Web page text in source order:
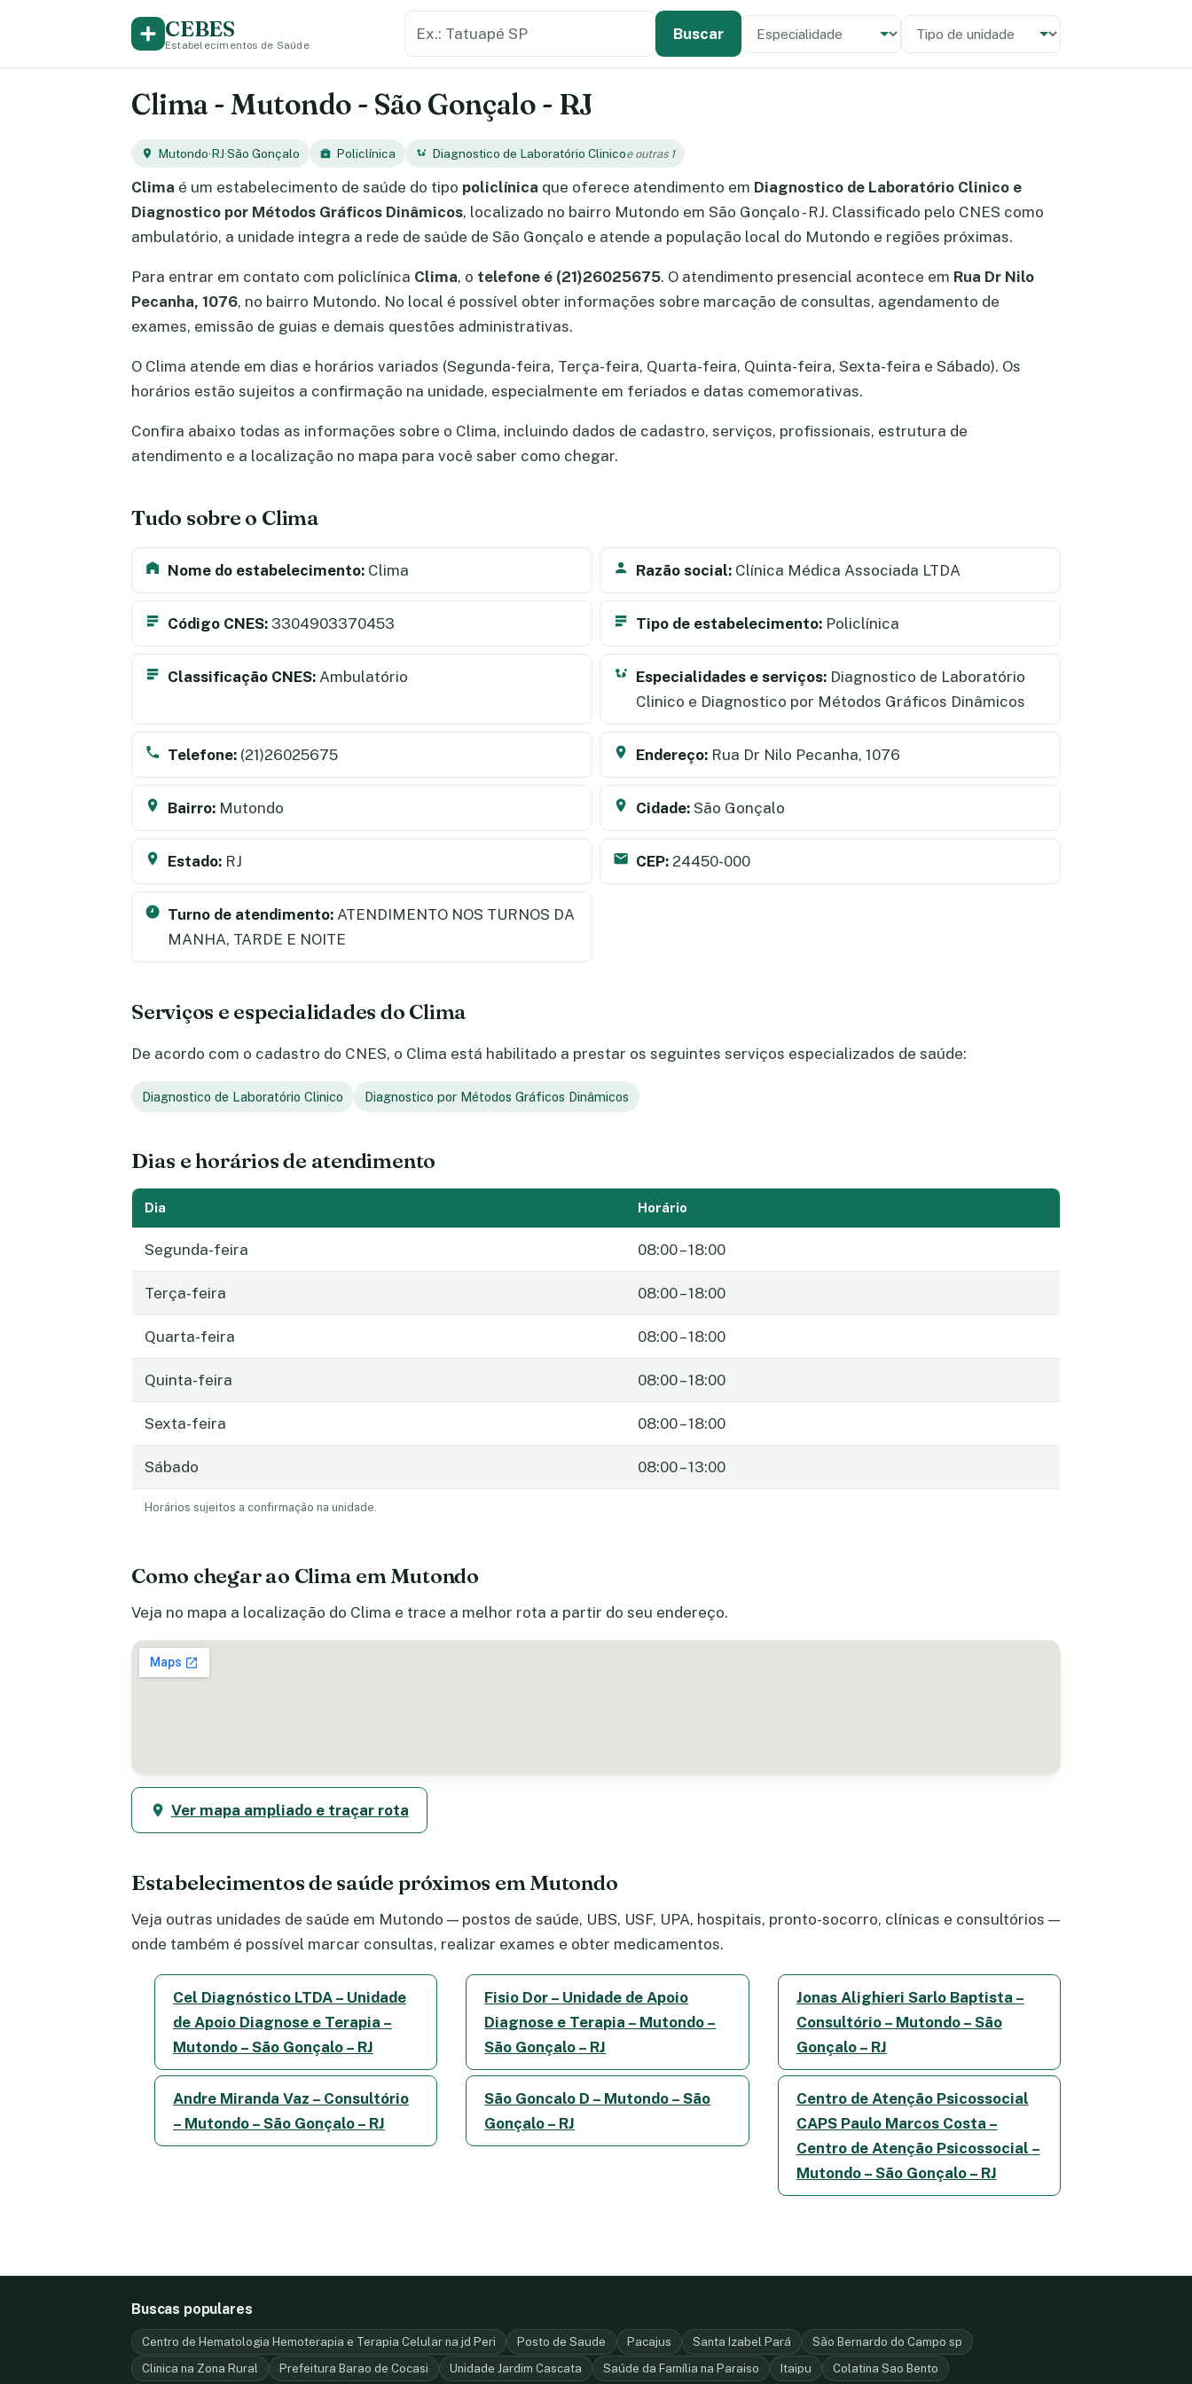
CEBES
Estabelecimentos de Saúde
Buscar Especialidade
Tipo de unidade
Clima - Mutondo - São Gonçalo - RJ
Mutondo·RJ·São Gonçalo Policlínica Diagnostico de Laboratório Clinicoe outras 1
Clima é um estabelecimento de saúde do tipo policlínica que oferece atendimento em Diagnostico de Laboratório Clinico e
Diagnostico por Métodos Gráficos Dinâmicos, localizado no bairro Mutondo em São Gonçalo - RJ. Classificado pelo CNES como
ambulatório, a unidade integra a rede de saúde de São Gonçalo e atende a população local do Mutondo e regiões próximas.
Para entrar em contato com policlínica Clima, o telefone é (21)26025675. O atendimento presencial acontece em Rua Dr Nilo
Pecanha, 1076, no bairro Mutondo. No local é possível obter informações sobre marcação de consultas, agendamento de
exames, emissão de guias e demais questões administrativas.
O Clima atende em dias e horários variados (Segunda-feira, Terça-feira, Quarta-feira, Quinta-feira, Sexta-feira e Sábado). Os
horários estão sujeitos a confirmação na unidade, especialmente em feriados e datas comemorativas.
Confira abaixo todas as informações sobre o Clima, incluindo dados de cadastro, serviços, profissionais, estrutura de
atendimento e a localização no mapa para você saber como chegar.
Tudo sobre o Clima
Nome do estabelecimento: Clima Razão social: Clínica Médica Associada LTDA
Código CNES: 3304903370453 Tipo de estabelecimento: Policlínica
Classificação CNES: Ambulatório Especialidades e serviços: Diagnostico de Laboratório
Clinico e Diagnostico por Métodos Gráficos Dinâmicos
Telefone: (21)26025675 Endereço: Rua Dr Nilo Pecanha, 1076
Bairro: Mutondo Cidade: São Gonçalo
Estado: RJ CEP: 24450-000
Turno de atendimento: ATENDIMENTO NOS TURNOS DA
MANHA, TARDE E NOITE
Serviços e especialidades do Clima
De acordo com o cadastro do CNES, o Clima está habilitado a prestar os seguintes serviços especializados de saúde:
Diagnostico de Laboratório Clinico Diagnostico por Métodos Gráficos Dinâmicos
Dias e horários de atendimento
Dia Horário
Segunda-feira 08:00 – 18:00
Terça-feira 08:00 – 18:00
Quarta-feira 08:00 – 18:00
Quinta-feira 08:00 – 18:00
Sexta-feira 08:00 – 18:00
Sábado 08:00 – 13:00
Horários sujeitos a confirmação na unidade.
Como chegar ao Clima em Mutondo
Veja no mapa a localização do Clima e trace a melhor rota a partir do seu endereço.
Ver mapa ampliado e traçar rota
Estabelecimentos de saúde próximos em Mutondo
Veja outras unidades de saúde em Mutondo — postos de saúde, UBS, USF, UPA, hospitais, pronto-socorro, clínicas e consultórios —
onde também é possível marcar consultas, realizar exames e obter medicamentos.
Cel Diagnóstico LTDA – Unidade
de Apoio Diagnose e Terapia –
Mutondo – São Gonçalo – RJ
Fisio Dor – Unidade de Apoio
Diagnose e Terapia – Mutondo –
São Gonçalo – RJ
Jonas Alighieri Sarlo Baptista –
Consultório – Mutondo – São
Gonçalo – RJ
Andre Miranda Vaz – Consultório
– Mutondo – São Gonçalo – RJ
São Goncalo D – Mutondo – São
Gonçalo – RJ
Centro de Atenção Psicossocial
CAPS Paulo Marcos Costa –
Centro de Atenção Psicossocial –
Mutondo – São Gonçalo – RJ
Buscas populares
Centro de Hematologia Hemoterapia e Terapia Celular na jd Peri Posto de Saude Pacajus Santa Izabel Pará
São Bernardo do Campo sp
Clinica na Zona Rural
Prefeitura Barao de Cocasi Unidade Jardim Cascata Saúde da Família na Paraiso Itaipu Colatina Sao Bento